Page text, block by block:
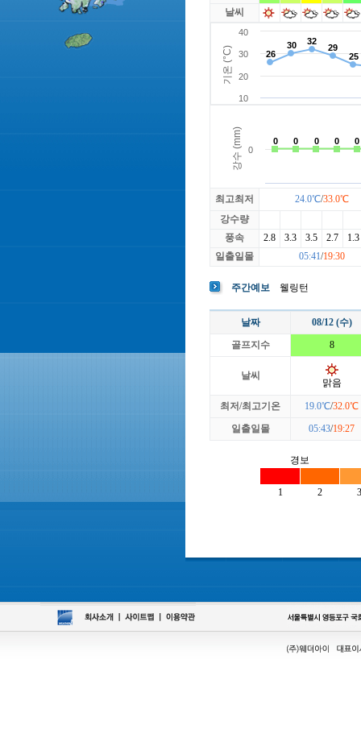
베뉴지
베르힐영종
블랙스톤GC이천
빅토리아
날씨
최고최저 24.0℃/33.0℃
강수량
풍속
2.8 3.3 3.5 2.7
1.3
일출일몰
05:41/19:30
주간예보 웰링턴
날짜
08/12 (수)
골프지수
8
날씨
맑음
최저/최고기온 19.0℃/32.0℃
일출일몰
05:43/19:27
경보
1 2 3